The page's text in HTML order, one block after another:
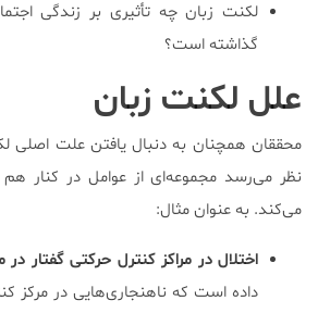
لکنت زبان چه تأثیری بر زندگی
گذاشته است؟
علل لکنت زبان
محققان همچنان به دنبال یافتن علت اصلی
نظر می‌رسد مجموعه‌ای از عوامل در کنار هم
می‌کند. به عنوان مثال:
اختلال در مراکز کنترل حرکتی گفتار در
داده است که ناهنجاری‌هایی در مرکز